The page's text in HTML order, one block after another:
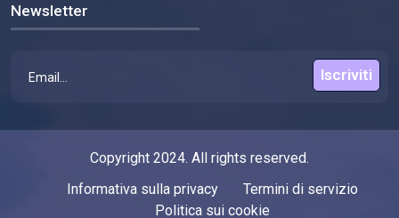
Newsletter
Iscriviti
Copyright 2024. All rights reserved.
Informativa sulla privacy
Termini di servizio
Politica sui cookie